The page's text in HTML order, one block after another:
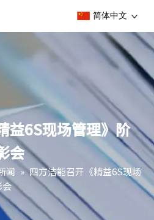
简体中文
益6S现场管理》阶
会
闻 » 四方洁能召开《精益6S现场
会